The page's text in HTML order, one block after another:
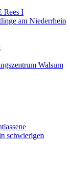
Rees I
am Niederrhein
Walsum
schwierigen